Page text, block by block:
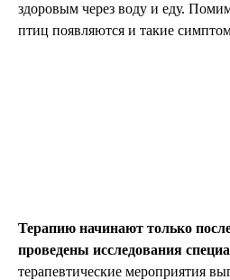
здоровым через воду и еду.
птиц появляются и такие
Терапию начинают только
проведены исследования
терапевтические мероприятия